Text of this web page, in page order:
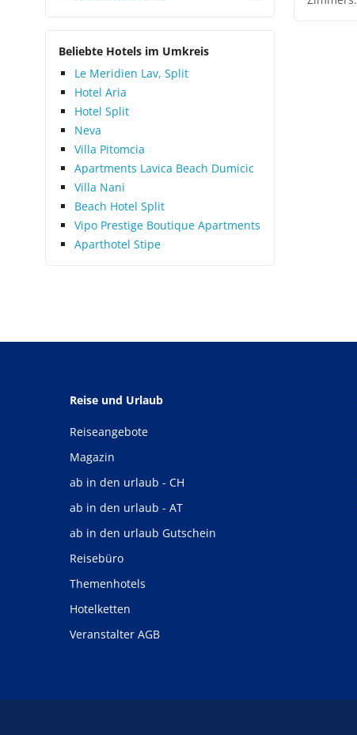
Beliebte Hotels im Umkreis
Le Meridien Lav, Split
Hotel Aria
Hotel Split
Neva
Villa Pitomcia
Apartments Lavica Beach Dumicic
Villa Nani
Beach Hotel Split
Vipo Prestige Boutique Apartments
Aparthotel Stipe
Reise und Urlaub
Reiseangebote
Magazin
ab in den urlaub - CH
ab in den urlaub - AT
ab in den urlaub Gutschein
Reisebüro
Themenhotels
Hotelketten
Veranstalter AGB